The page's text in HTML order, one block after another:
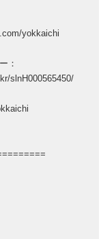
yokkaichi
：
slnH000565450/